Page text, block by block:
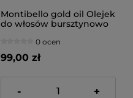
Montibello gold oil Olejek
do włosów bursztynowo
0 ocen
99,00 zł
- +